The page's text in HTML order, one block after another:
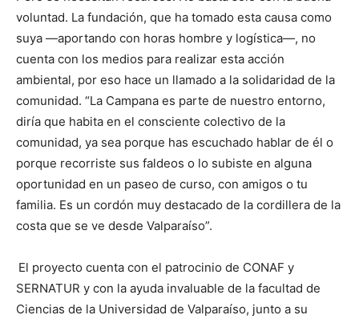
voluntad. La fundación, que ha tomado esta causa como
suya —aportando con horas hombre y logística—, no
cuenta con los medios para realizar esta acción
ambiental, por eso hace un llamado a la solidaridad de la
comunidad. “La Campana es parte de nuestro entorno,
diría que habita en el consciente colectivo de la
comunidad, ya sea porque has escuchado hablar de él o
porque recorriste sus faldeos o lo subiste en alguna
oportunidad en un paseo de curso, con amigos o tu
familia. Es un cordón muy destacado de la cordillera de la
costa que se ve desde Valparaíso”.
El proyecto cuenta con el patrocinio de CONAF y
SERNATUR y con la ayuda invaluable de la facultad de
Ciencias de la Universidad de Valparaíso, junto a su